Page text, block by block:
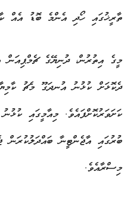
ތާރީޚުގައި ހޯދި އެންމެ ބޮޑު އެއް
މީގެ އިތުރުން، ދުނިޔޭގެ
ކަށަވަރުކޮށްފައެވެ. މިއާމީގައި
ބުރުގައި އާޖެންޓީނާ ބައްދަލުކުރަން
މިސްރާއެވެ.